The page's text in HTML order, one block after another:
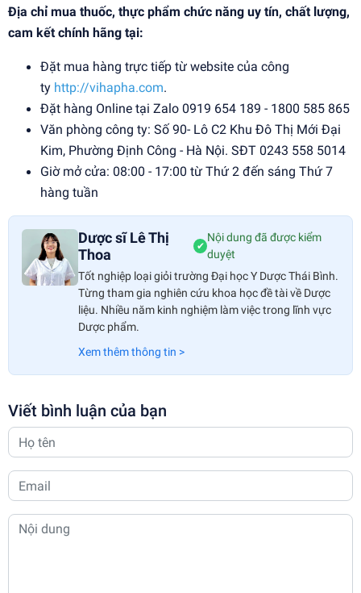
Địa chỉ mua thuốc, thực phẩm chức năng uy tín, chất lượng,
cam kết chính hãng tại:
Đặt mua hàng trực tiếp từ website của công
ty http://vihapha.com.
Đặt hàng Online tại Zalo 0919 654 189 - 1800 585 865
Văn phòng công ty: Số 90- Lô C2 Khu Đô Thị Mới Đại
Kim, Phường Định Công - Hà Nội. SĐT 0243 558 5014
Giờ mở cửa: 08:00 - 17:00 từ Thứ 2 đến sáng Thứ 7
hàng tuần
Dược sĩ Lê Thị
Thoa
✔
Nội dung đã được kiểm
duyệt
Tốt nghiệp loại giỏi trường Đại học Y Dược Thái Bình.
Từng tham gia nghiên cứu khoa học đề tài về Dược
liệu. Nhiều năm kinh nghiệm làm việc trong lĩnh vực
Dược phẩm.
Xem thêm thông tin >
Viết bình luận của bạn